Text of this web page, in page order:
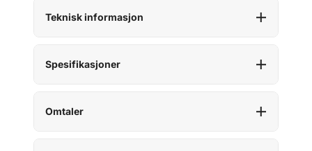
Teknisk informasjon
Spesifikasjoner
Omtaler